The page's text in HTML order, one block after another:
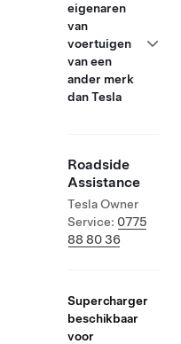
eigenaren
van
voertuigen
van een
ander merk
dan Tesla
Roadside
Assistance
Tesla Owner
Service: 0775
88 80 36
Supercharger
beschikbaar
voor